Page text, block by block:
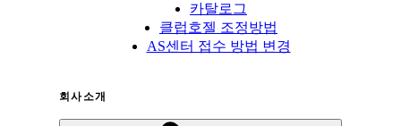
카탈로그
클럽호젤 조정방법
AS센터 접수 방법 변경
회사소개